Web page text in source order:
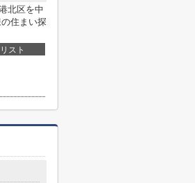
北区を中
住まい探
スト